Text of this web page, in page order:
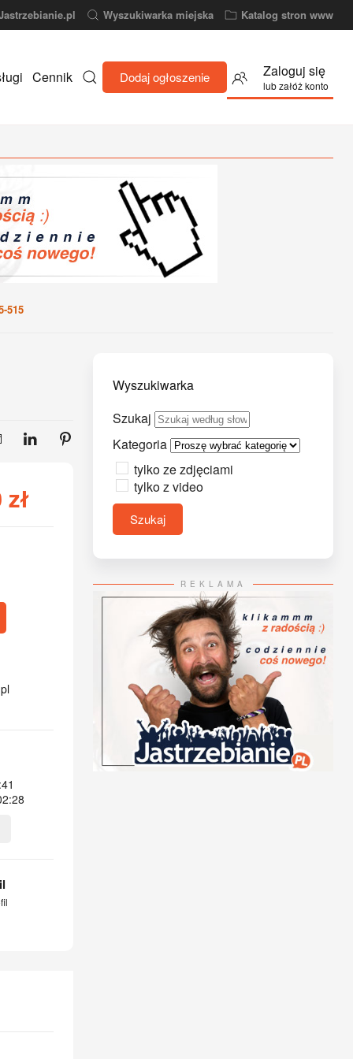
Wyszukiwarka miejska Katalog stron www
Cennik Dodaj ogłoszenie Zaloguj się
lub załóż konto
515
zł
Wyszukiwarka
Szukaj
Kategoria
tylko ze zdjęciami
tylko z video
Szukaj
REKLAMA